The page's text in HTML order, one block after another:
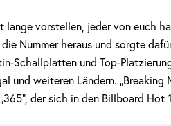
lange vorstellen, jeder von euch
Nummer heraus und sorgte
Schallplatten und Top-
und weiteren Ländern. „Breaking
„365“, der sich in den Billboard Hot